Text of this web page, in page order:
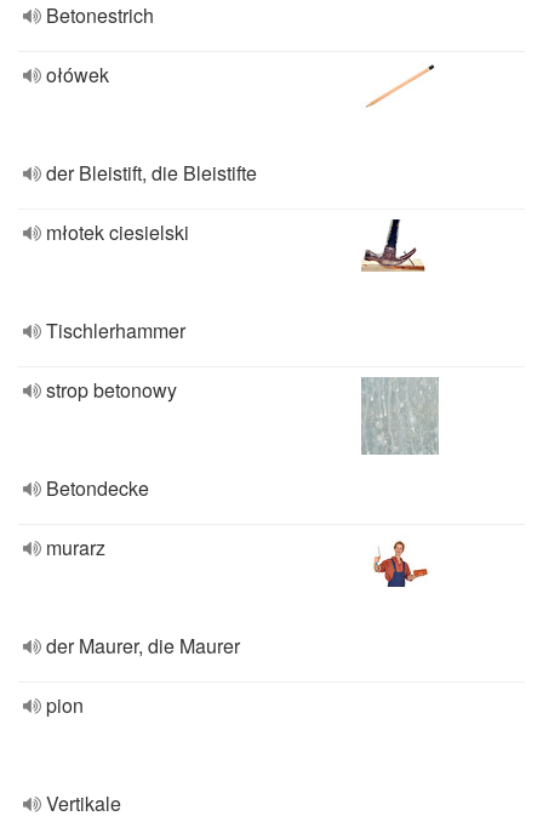
Betonestrich
ołówek
der Bleistift, die Bleistifte
młotek ciesielski
Tischlerhammer
strop betonowy
Betondecke
murarz
der Maurer, die Maurer
pion
Vertikale